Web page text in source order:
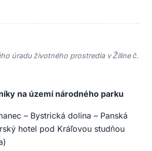
úradu životného prostredia v Žiline č.
na území národného parku
– Bystrická dolina – Panská
hotel pod Kráľovou studňou